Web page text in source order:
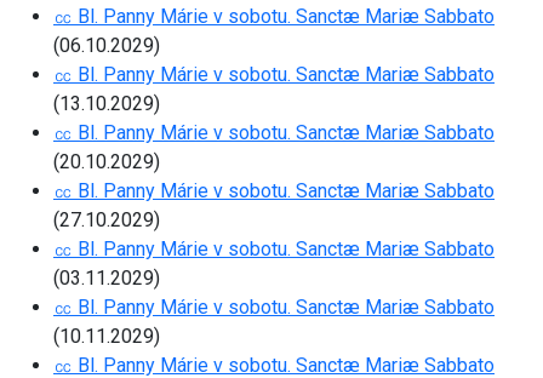
㏄ Bl. Panny Márie v sobotu. Sanctæ Mariæ Sabbato
(06.10.2029)
㏄ Bl. Panny Márie v sobotu. Sanctæ Mariæ Sabbato
(13.10.2029)
㏄ Bl. Panny Márie v sobotu. Sanctæ Mariæ Sabbato
(20.10.2029)
㏄ Bl. Panny Márie v sobotu. Sanctæ Mariæ Sabbato
(27.10.2029)
㏄ Bl. Panny Márie v sobotu. Sanctæ Mariæ Sabbato
(03.11.2029)
㏄ Bl. Panny Márie v sobotu. Sanctæ Mariæ Sabbato
(10.11.2029)
㏄ Bl. Panny Márie v sobotu. Sanctæ Mariæ Sabbato